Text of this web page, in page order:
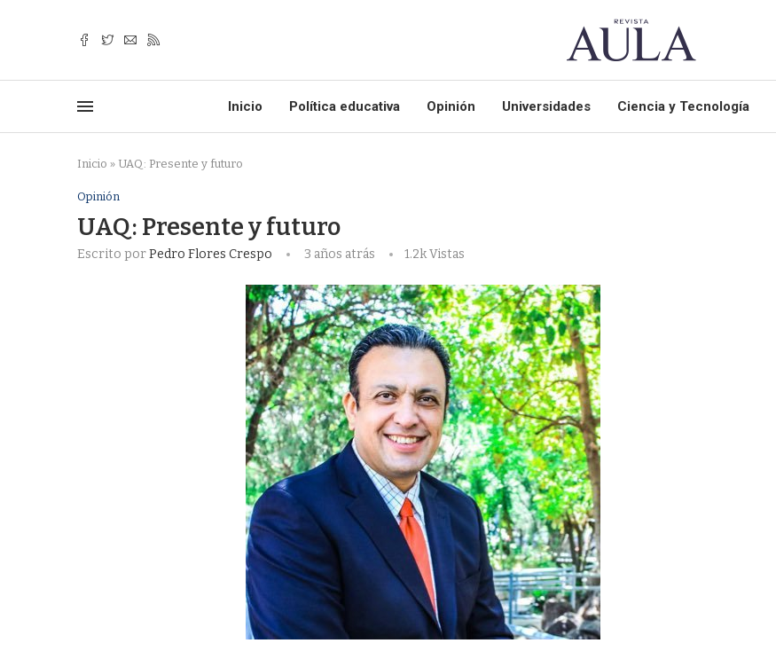
Inicio Política educativa Opinión Universidades Ciencia y Tecnología
Inicio » UAQ: Presente y futuro
Opinión
UAQ: Presente y futuro
Escrito porPedro Flores Crespo 3 años atrás 1.2kVistas